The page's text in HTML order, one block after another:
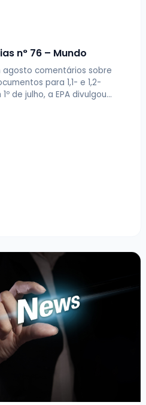
n° 76 – Mundo
agosto comentários sobre
para 1,1- e 1,2-
de julho, a EPA divulgou…